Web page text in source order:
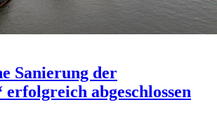
Sanierung der
abgeschlossen